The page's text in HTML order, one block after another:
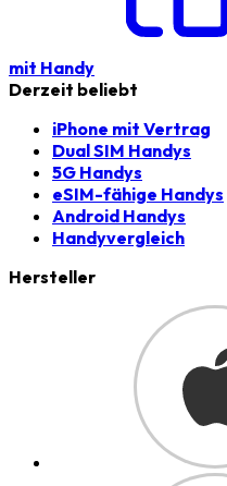
mit Handy
Derzeit beliebt
iPhone mit Vertrag
Dual SIM Handys
5G Handys
eSIM-fähige Handys
Android Handys
Handyvergleich
Hersteller